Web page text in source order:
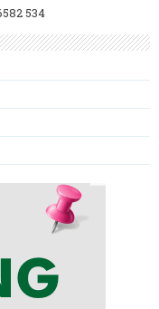
534